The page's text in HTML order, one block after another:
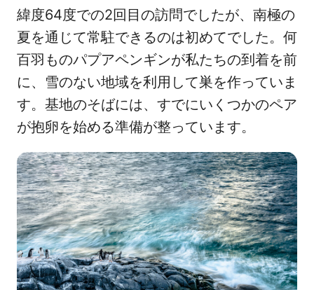
緯度64度での2回目の訪問でしたが、南極の
夏を通じて常駐できるのは初めてでした。何
百羽ものパプアペンギンが私たちの到着を前
に、雪のない地域を利用して巣を作っていま
す。基地のそばには、すでにいくつかのペア
が抱卵を始める準備が整っています。